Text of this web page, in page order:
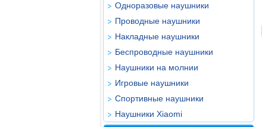
Одноразовые наушники
Проводные наушники
Накладные наушники
Беспроводные наушники
Наушники на молнии
Игровые наушники
Спортивные наушники
Наушники Xiaomi